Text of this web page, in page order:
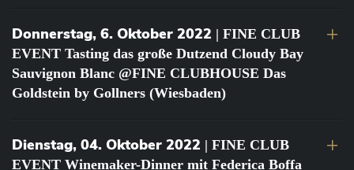
Donnerstag, 6. Oktober 2022 | FINE CLUB
EVENT Tasting das große Dutzend Cloudy Bay
Sauvignon Blanc @FINE CLUBHOUSE Das
Goldstein by Gollners (Wiesbaden)
Dienstag, 04. Oktober 2022 | FINE CLUB
EVENT Winemaker-Dinner mit Federica Boffa